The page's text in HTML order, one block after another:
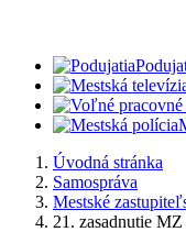
Úvodná stránka
Samospráva
Mestské
21. zasadnutie